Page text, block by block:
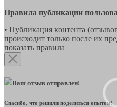
Правила публикации
• Публикация контента
происходит только после их
показать правила
Ваш отзыв отправлен!
Спасибо, что решили поделиться опытом!